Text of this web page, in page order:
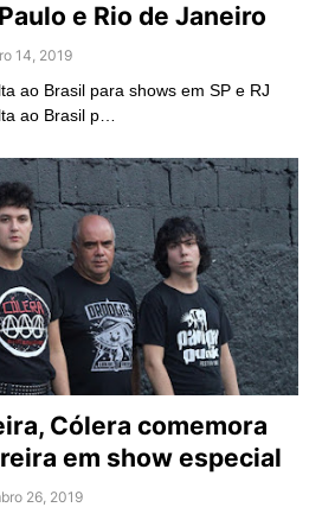
e Rio de Janeiro
14, 2019
ao Brasil para shows em SP e RJ
ao Brasil p…
Cólera comemora
em show especial
26, 2019